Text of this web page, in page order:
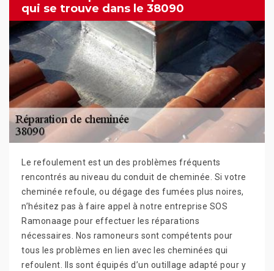
qui se trouve dans le 38090
Le refoulement est un des problèmes fréquents
rencontrés au niveau du conduit de cheminée. Si votre
cheminée refoule, ou dégage des fumées plus noires,
n’hésitez pas à faire appel à notre entreprise SOS
Ramonaage pour effectuer les réparations
nécessaires. Nos ramoneurs sont compétents pour
tous les problèmes en lien avec les cheminées qui
refoulent. Ils sont équipés d’un outillage adapté pour y